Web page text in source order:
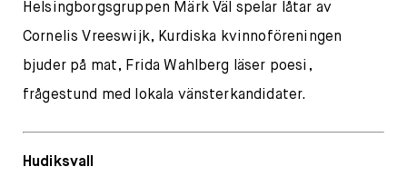
Helsingborgsgruppen Märk Väl spelar låtar av
Cornelis Vreeswijk, Kurdiska kvinnoföreningen
bjuder på mat, Frida Wahlberg läser poesi,
frågestund med lokala vänsterkandidater.
Hudiksvall